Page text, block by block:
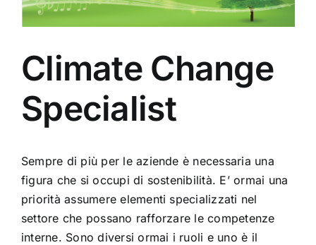
Climate Change
Specialist
Sempre di più per le aziende è necessaria una
figura che si occupi di sostenibilità. E’ ormai una
priorità assumere elementi specializzati nel
settore che possano rafforzare le competenze
interne. Sono diversi ormai i ruoli e uno è il